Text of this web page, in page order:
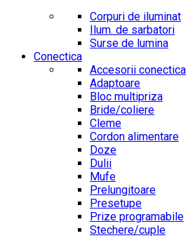
Corpuri de iluminat
Ilum. de sarbatori
Surse de lumina
Conectica
Accesorii conectica
Adaptoare
Bloc multipriza
Bride/coliere
Cleme
Cordon alimentare
Doze
Dulii
Mufe
Prelungitoare
Presetupe
Prize programabile
Stechere/cuple